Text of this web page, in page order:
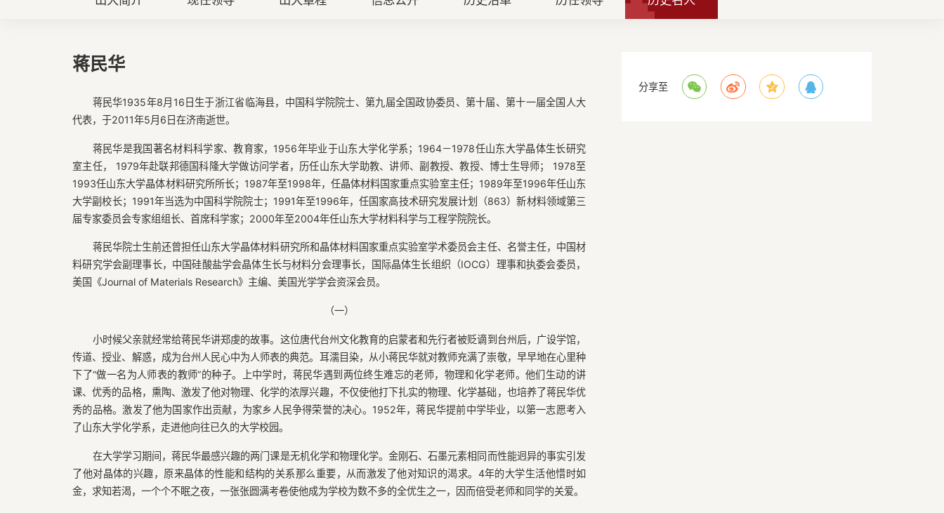
蒋民华
蒋民华1935年8月16日生于浙江省临海县，中国科学院院士、第九届全国政协委员、第十届、第十一届全国人大
代表，于2011年5月6日在济南逝世。
蒋民华是我国著名材料科学家、教育家，1956年毕业于山东大学化学系；1964－1978任山东大学晶体生长研究
室主任， 1979年赴联邦德国科隆大学做访问学者，历任山东大学助教、讲师、副教授、教授、博士生导师； 1978至
1993任山东大学晶体材料研究所所长；1987年至1998年，任晶体材料国家重点实验室主任；1989年至1996年任山东
大学副校长；1991年当选为中国科学院院士；1991年至1996年，任国家高技术研究发展计划（863）新材料领域第三
届专家委员会专家组组长、首席科学家；2000年至2004年任山东大学材料科学与工程学院院长。
蒋民华院士生前还曾担任山东大学晶体材料研究所和晶体材料国家重点实验室学术委员会主任、名誉主任，中国材
料研究学会副理事长，中国硅酸盐学会晶体生长与材料分会理事长，国际晶体生长组织（IOCG）理事和执委会委员，
美国《Journal of Materials Research》主编、美国光学学会资深会员。
（一）
小时候父亲就经常给蒋民华讲郑虔的故事。这位唐代台州文化教育的启蒙者和先行者被贬谪到台州后，广设学馆，
传道、授业、解惑，成为台州人民心中为人师表的典范。耳濡目染，从小蒋民华就对教师充满了崇敬，早早地在心里种
下了“做一名为人师表的教师”的种子。上中学时，蒋民华遇到两位终生难忘的老师，物理和化学老师。他们生动的讲
课、优秀的品格，熏陶、激发了他对物理、化学的浓厚兴趣，不仅使他打下扎实的物理、化学基础，也培养了蒋民华优
秀的品格。激发了他为国家作出贡献，为家乡人民争得荣誉的决心。1952年，蒋民华提前中学毕业，以第一志愿考入
了山东大学化学系，走进他向往已久的大学校园。
在大学学习期间，蒋民华最感兴趣的两门课是无机化学和物理化学。金刚石、石墨元素相同而性能迥异的事实引发
了他对晶体的兴趣，原来晶体的性能和结构的关系那么重要，从而激发了他对知识的渴求。4年的大学生活他惜时如
金，求知若渴，一个个不眠之夜，一张张圆满考卷使他成为学校为数不多的全优生之一，因而倍受老师和同学的关爱。
分享至